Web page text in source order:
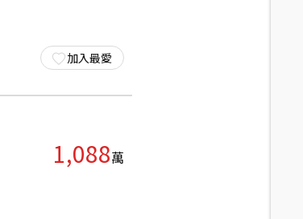
加入最愛
1,088萬